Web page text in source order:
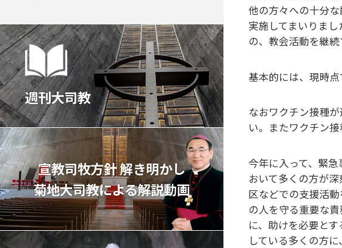
他の方々への十分
実施してまいりま
の、教会活動を継続
基本的には、現時
なおワクチン接種
い。またワクチン
今年に入って、緊
おいて多くの方が
区などでの支援活
の人を守る重要な
に、助けを必要と
している多くの方
週刊大司教
宣教司牧⽅針 解き明かし
菊地⼤司教による解説動画